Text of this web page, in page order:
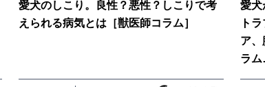
愛犬のしこり。良性？悪性？しこりで考
えられる病気とは［獣医師コラム］
愛犬
ト
ア、
ラ